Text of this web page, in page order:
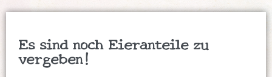
Es sind noch Eieranteile zu
vergeben!